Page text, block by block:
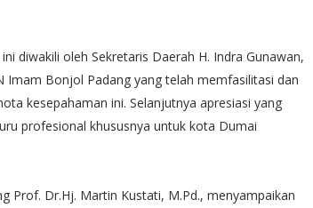
diwakili oleh Sekretaris Daerah H. Indra Gunawan,
Imam Bonjol Padang yang telah memfasilitasi dan
kesepahaman ini. Selanjutnya apresiasi yang
profesional khususnya untuk kota Dumai
Prof. Dr.Hj. Martin Kustati, M.Pd., menyampaikan